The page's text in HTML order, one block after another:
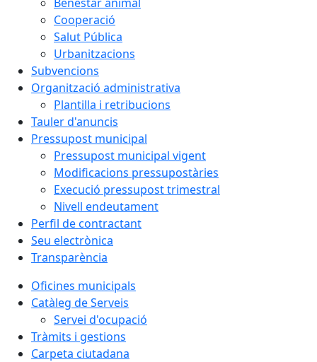
Cooperació
Salut Pública
Urbanitzacions
Subvencions
Organització administrativa
Plantilla i retribucions
Tauler d'anuncis
Pressupost municipal
Pressupost municipal vigent
Modificacions pressupostàries
Execució pressupost trimestral
Nivell endeutament
Perfil de contractant
Seu electrònica
Transparència
Oficines municipals
Catàleg de Serveis
Servei d'ocupació
Tràmits i gestions
Carpeta ciutadana